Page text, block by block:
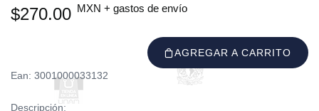
$270.00 MXN + gastos de envío
AGREGAR A CARRITO
Ean: 3001000033132
Descripción: